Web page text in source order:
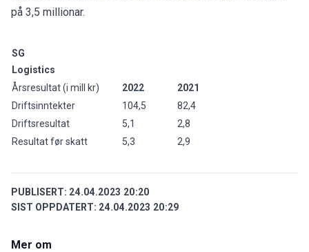
på 3,5 millionar.
SG
Logistics
Årsresultat (i mill kr)
2022
2021
Driftsinntekter
104,5
82,4
Driftsresultat
5,1
2,8
Resultat før skatt
5,3 2,9
PUBLISERT: 24.04.2023 20:20
SIST OPPDATERT: 24.04.2023 20:29
Mer om